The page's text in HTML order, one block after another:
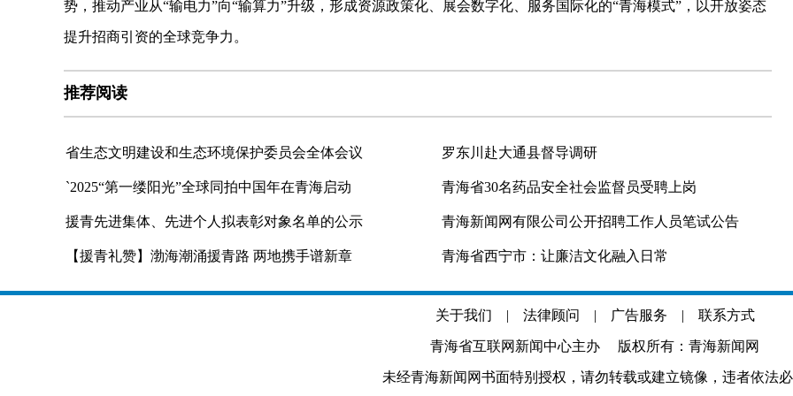
势，推动产业从“输电力”向“输算力”升级，形成资源政策化、展会数字化、服务国际化的“青海模式”，以开放姿态
提升招商引资的全球竞争力。
推荐阅读
省生态文明建设和生态环境保护委员会全体会议 罗东川赴大通县督导调研
`2025“第一缕阳光”全球同拍中国年在青海启动 青海省30名药品安全社会监督员受聘上岗
援青先进集体、先进个人拟表彰对象名单的公示 青海新闻网有限公司公开招聘工作人员笔试公告
【援青礼赞】渤海潮涌援青路 两地携手谱新章 青海省西宁市：让廉洁文化融入日常
关于我们 | 法律顾问 | 广告服务 | 联系方式
青海省互联网新闻中心主办 版权所有：青海新闻网
未经青海新闻网书面特别授权，请勿转载或建立镜像，违者依法